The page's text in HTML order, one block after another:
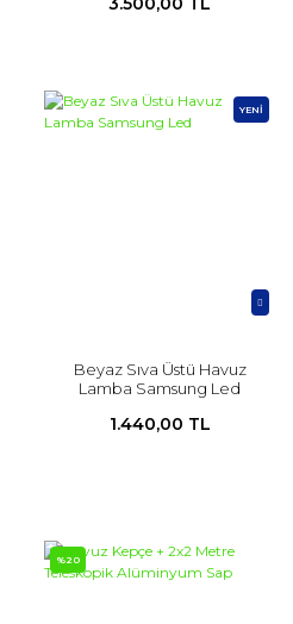
YENİ
Beyaz Sıva Üstü Havuz
Lamba Samsung Led
1.440,00 TL
%20